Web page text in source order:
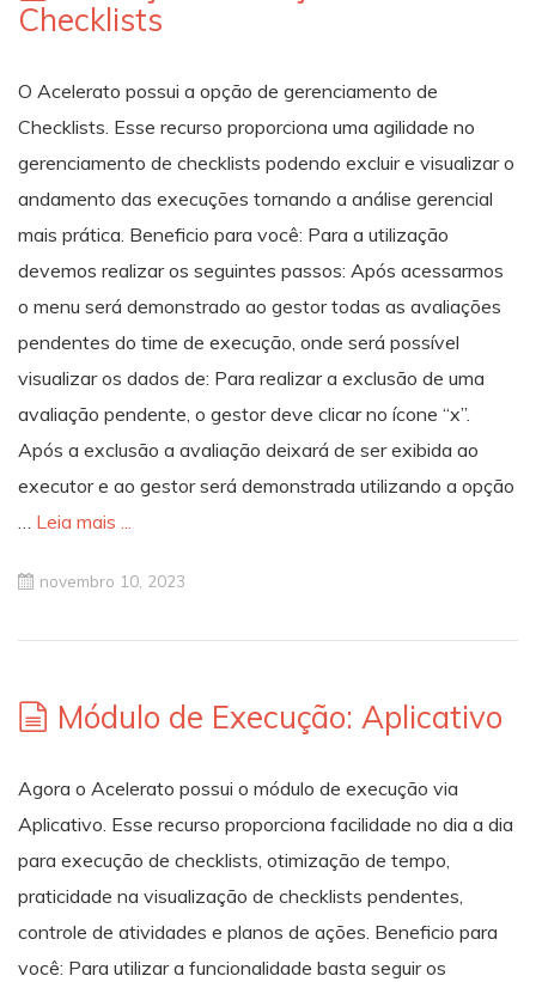
Checklists
O Acelerato possui a opção de gerenciamento de
Checklists. Esse recurso proporciona uma agilidade no
gerenciamento de checklists podendo excluir e visualizar o
andamento das execuções tornando a análise gerencial
mais prática. Beneficio para você: Para a utilização
devemos realizar os seguintes passos: Após acessarmos
o menu será demonstrado ao gestor todas as avaliações
pendentes do time de execução, onde será possível
visualizar os dados de: Para realizar a exclusão de uma
avaliação pendente, o gestor deve clicar no ícone “x”.
Após a exclusão a avaliação deixará de ser exibida ao
executor e ao gestor será demonstrada utilizando a opção
Leia mais ...
novembro 10, 2023
Módulo de Execução: Aplicativo
Agora o Acelerato possui o módulo de execução via
Aplicativo. Esse recurso proporciona facilidade no dia a dia
para execução de checklists, otimização de tempo,
praticidade na visualização de checklists pendentes,
controle de atividades e planos de ações. Beneficio para
você: Para utilizar a funcionalidade basta seguir os